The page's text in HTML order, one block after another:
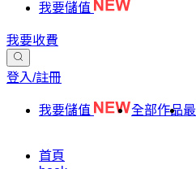
我要儲值
我要收費
登入/註冊
我要儲值 全部作品
首頁